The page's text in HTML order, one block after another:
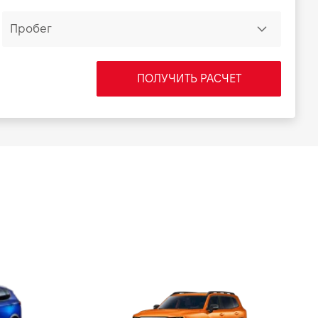
ПОЛУЧИТЬ РАСЧЕТ